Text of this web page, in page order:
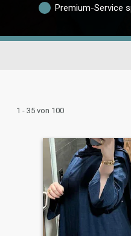
Premium-Service
1 - 35 von 100